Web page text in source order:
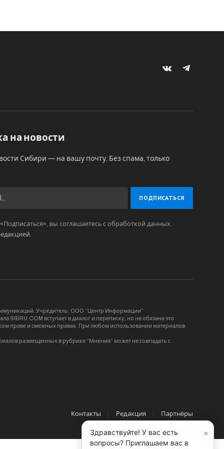
VKontakteTelegram
на новости
Сибири — на вашу почту. Без спама, только
вы соглашаетесь с обработкой данных.
.
Учредитель: ООО “Центр Информации”
SIBRU.COM вступает в диалог и переписку, но не обязана это
праве и смежных правах. При любом использовании материалов
размещенных в рубрике “Мнения” может не совпадать с
Контакты Редакция Партнёры
×
Здравствуйте! У вас есть
вопросы? Приглашаем вас в